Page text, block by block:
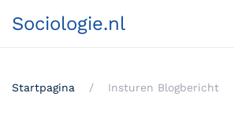
Sociologie.nl
Startpagina Insturen Blogbericht